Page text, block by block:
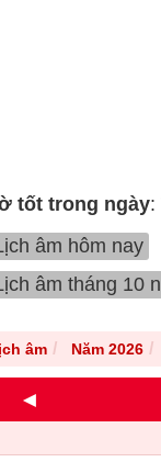
tốt trong ngày:
âm hôm nay
âm tháng 10
âm Năm 2026
◄